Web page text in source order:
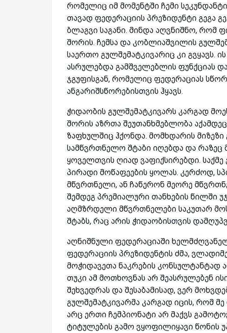
რომელიც იმ მომენტში ჩემი
თავად ფედერაციის პრეზიდენტი გეგა
ბლაგვი საგანი. მინდა აღვნიშნო, რომ
შორის. ჩემსა და კობლიაშვილის
საერთო გულშემატკივარიც კი გვყავს.
ასრულებდა გამშველებლის ფუნქციას
ჯგუფისგან, რომელიც ფედერაციას
ანგარიშსწორებისთვის ჰყავს.
ჭიდაობის გულშემატკივარს კარგად
შორის აზრთა შეუთანხმებლობა
ზაფხულშიც ჰქონდა. მომხდარის მიზეზი
სამწვრთნელო შტაბი იღებდა და რაზეც
ყოველთვის ღიად ვაფიქსირებდი.
პირადი მოწაფეების ყოლას. კერძოდ,
მწვრთნელი, ან ჩაწერონ მეორე
შემდეგ პრემიალური თანხების წილში
აღმზრდელი მწვრთნელები საკუთარ
შტაბს, რაც არის ჭიდაობისთვის
აღნიშნული ფედერაციაში
ფედერაციის პრეზიდენტის ძმა,
მოჭიდავეთა ნაკრების კონსულტანტად
თუკი ამ მოთხოვნას არ შეასრულებენ
შეხვედრას და შესაბამისად, ვერ
გულშემატკივარმა კარგად იცის, რომ
არც ერთი ჩემპიონატი არ მაქვს
ტიტულების გამო ვყოფილიყავი წონის